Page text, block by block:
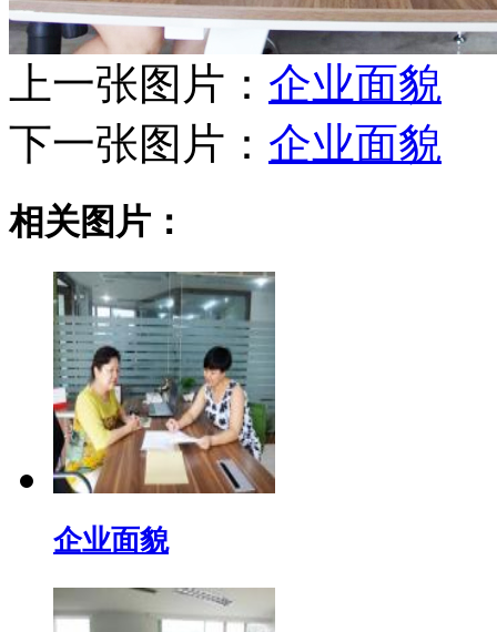
上一张图片： 企业面貌
下一张图片： 企业面貌
相关图片：
企业面貌